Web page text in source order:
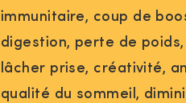
immunitaire, coup de
digestion, perte de
lâcher prise, créativité,
qualité du sommeil,